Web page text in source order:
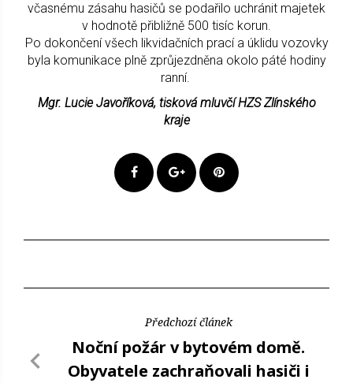
včasnému zásahu hasičů se podařilo uchránit majetek
v hodnotě přibližně 500 tisíc korun.
Po dokončení všech likvidačních prací a úklidu vozovky
byla komunikace plně zprůjezdněna okolo páté hodiny
ranní.
Mgr. Lucie Javoříková, tisková mluvčí HZS Zlínského
kraje
Předchozí článek
Noční požár v bytovém domě.
Obyvatele zachraňovali hasiči i